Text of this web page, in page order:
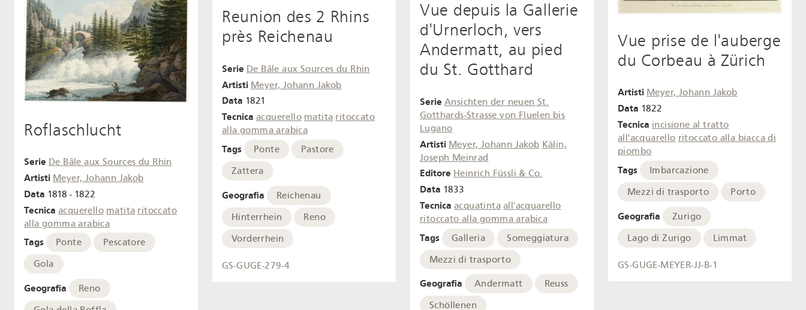
Roflaschlucht
Serie De Bâle aux Sources du Rhin
Artisti Meyer, Johann Jakob
Data 1818 - 1822
Tecnica acquerello matita ritoccato
alla gomma arabica
Tags Ponte
Pescatore
Gola
Geografia
Reno
Reunion des 2 Rhins
près Reichenau
Serie De Bâle aux Sources du Rhin
Artisti Meyer, Johann Jakob
Data 1821
Tecnica acquerello matita ritoccato
alla gomma arabica
Tags Ponte
Pastore
Zattera
Geografia
Reichenau
Hinterrhein
Reno
Vorderrhein
GS-GUGE-279-4
Vue depuis la Gallerie
d'Urnerloch, vers
Andermatt, au pied
du St. Gotthard
Serie Ansichten der neuen St.
Gotthards-Strasse von Fluelen bis
Lugano
Artisti Meyer, Johann Jakob Kälin,
Joseph Meinrad
Editore Heinrich Füssli & Co.
Data 1833
Tecnica acquatinta all'acquarello
ritoccato alla gomma arabica
Tags Galleria
Someggiatura
Mezzi di trasporto
Geografia Andermatt
Reuss
Schöllenen
Vue prise de l'auberge
du Corbeau à Zürich
Artisti Meyer, Johann Jakob
Data 1822
Tecnica incisione al tratto
all'acquarello ritoccato alla biacca di
piombo
Tags
Imbarcazione
Mezzi di trasporto
Porto
Geografia
Zurigo
Lago di Zurigo
Limmat
GS-GUGE-MEYER-JJ-B-1